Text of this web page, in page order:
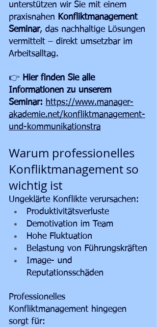
unterstützen wir Sie mit einem
praxisnahen Konfliktmanagement
Seminar, das nachhaltige Lösungen
vermittelt – direkt umsetzbar im
Arbeitsalltag.
👉 Hier finden Sie alle
Informationen zu unserem
Seminar: https://www.manager-
akademie.net/konfliktmanagement-
und-kommunikationstra
Warum professionelles
Konfliktmanagement so
wichtig ist
Ungeklärte Konflikte verursachen:
Produktivitätsverluste
Demotivation im Team
Hohe Fluktuation
Belastung von Führungskräften
Image- und
Reputationsschäden
Professionelles
Konfliktmanagement hingegen
sorgt für: